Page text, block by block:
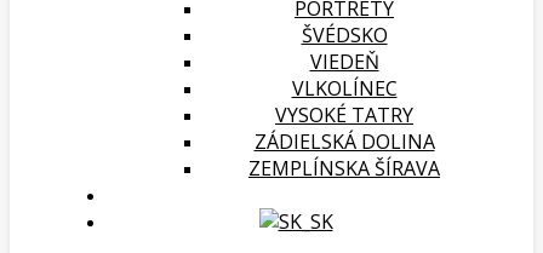
PORTRÉTY
ŠVÉDSKO
VIEDEŇ
VLKOLÍNEC
VYSOKÉ TATRY
ZÁDIELSKÁ DOLINA
ZEMPLÍNSKA ŠÍRAVA